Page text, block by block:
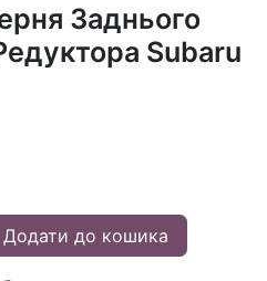
Заднього
Subaru
Додати до кошика